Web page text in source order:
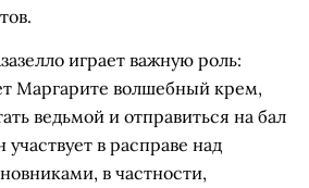
играет важную роль:
Маргарите волшебный крем,
ведьмой и отправиться на бал
в расправе над
в частности,